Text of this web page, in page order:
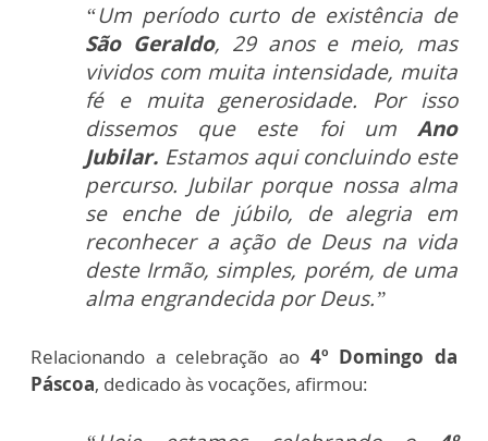
“Um período curto de existência de
São Geraldo, 29 anos e meio, mas
vividos com muita intensidade, muita
fé e muita generosidade. Por isso
dissemos que este foi um Ano
Jubilar. Estamos aqui concluindo este
percurso. Jubilar porque nossa alma
se enche de júbilo, de alegria em
reconhecer a ação de Deus na vida
deste Irmão, simples, porém, de uma
alma engrandecida por Deus.”
Relacionando a celebração ao 4º Domingo da
Páscoa, dedicado às vocações, afirmou: